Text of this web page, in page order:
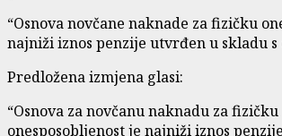
“Osnova novčane naknade za fizičku
najniži iznos penzije utvrđen u skladu s
Predložena izmjena glasi:
“Osnova za novčanu naknadu za fizičku
onesposobljenost je najniži iznos